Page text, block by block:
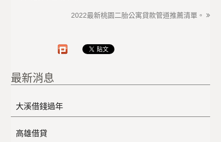
2022最新桃園二胎公寓貸款管道推薦清單。
最新消息
大溪借錢過年
高雄借貸